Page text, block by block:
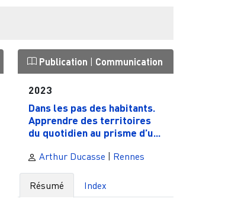
Publication | Communication
2023
Dans les pas des habitants.
Apprendre des territoires
du quotidien au prisme d’u...
Arthur Ducasse | Rennes
Résumé Index